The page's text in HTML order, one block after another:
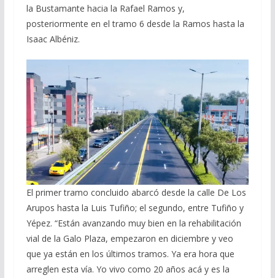
la Bustamante hacia la Rafael Ramos y,
posteriormente en el tramo 6 desde la Ramos hasta la
Isaac Albéniz.
El primer tramo concluido abarcó desde la calle De Los
Arupos hasta la Luis Tufiño; el segundo, entre Tufiño y
Yépez. “Están avanzando muy bien en la rehabilitación
vial de la Galo Plaza, empezaron en diciembre y veo
que ya están en los últimos tramos. Ya era hora que
arreglen esta vía. Yo vivo como 20 años acá y es la